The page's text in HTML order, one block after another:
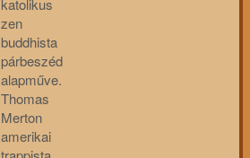
katolikus
zen
buddhista
párbeszéd
alapműve.
Thomas
Merton
amerikai